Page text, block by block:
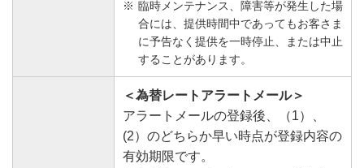
臨時メンテナンス、障害等が発生した場
合には、提供時間中であってもお客さま
に予告なく提供を一時停止、または中止
することがあります。
＜為替レートアラートメール＞
アラートメールの登録後、（1）、
(2）のどちらか早い時点が登録内容の
有効期限です。